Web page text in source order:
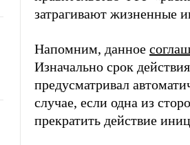
затрагивают жизненные
Напомним, данное
Изначально срок
предусматривал
случае, если одна из
прекратить действие